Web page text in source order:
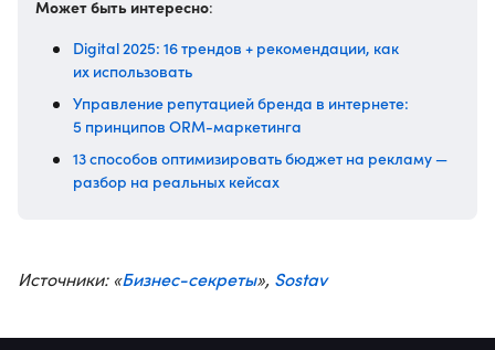
Может быть интересно:
Digital 2025: 16 трендов + рекомендации, как
их использовать
Управление репутацией бренда в интернете:
5 принципов ORM-маркетинга
13 способов оптимизировать бюджет на рекламу —
разбор на реальных кейсах
Источники: «Бизнес-секреты», Sostav